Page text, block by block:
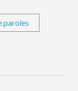
paroles